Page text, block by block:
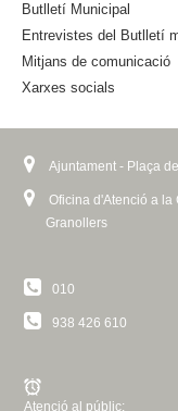
r
n
a
Butlletí Municipal
Entrevistes del Butlletí
Mitjans de comunicació
Xarxes socials
Ajuntament - Plaça
Oficina d'Atenció a
Granollers
010
938 426 610
Atenció al públic: